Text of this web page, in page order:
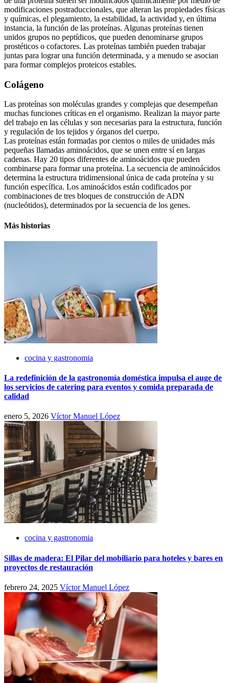
modificaciones postraduccionales, que alteran las propiedades físicas
y químicas, el plegamiento, la estabilidad, la actividad y, en última
instancia, la función de las proteínas. Algunas proteínas tienen
unidos grupos no peptídicos, que pueden denominarse grupos
prostéticos o cofactores. Las proteínas también pueden trabajar
juntas para lograr una función determinada, y a menudo se asocian
para formar complejos proteicos estables.
Colágeno
Las proteínas son moléculas grandes y complejas que desempeñan
muchas funciones críticas en el organismo. Realizan la mayor parte
del trabajo en las células y son necesarias para la estructura, función
y regulación de los tejidos y órganos del cuerpo.
Las proteínas están formadas por cientos o miles de unidades más
pequeñas llamadas aminoácidos, que se unen entre sí en largas
cadenas. Hay 20 tipos diferentes de aminoácidos que pueden
combinarse para formar una proteína. La secuencia de aminoácidos
determina la estructura tridimensional única de cada proteína y su
función específica. Los aminoácidos están codificados por
combinaciones de tres bloques de construcción de ADN
(nucleótidos), determinados por la secuencia de los genes.
Más historias
cocina y gastronomia
La redefinición de la gastronomía doméstica impulsa el auge de
los servicios de catering para eventos y comida preparada de
calidad
enero 5, 2026 Víctor Manuel López
cocina y gastronomia
Sillas de madera: El Pilar del mobiliario para hoteles y bares en
proyectos de restauración
febrero 24, 2025 Víctor Manuel López